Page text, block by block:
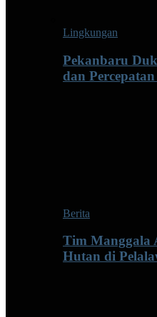
Lingkungan
Pekanbaru
dan
Berita
Tim Manggala
Hutan di